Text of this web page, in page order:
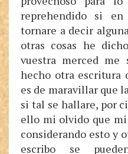
reprehendido si
tornare a decir
otras cosas he
vuestra merced me
hecho otra escritura
es de maravillar que
si tal se hallare, por
ello mi olvido que mi
considerando esto y
escribo se